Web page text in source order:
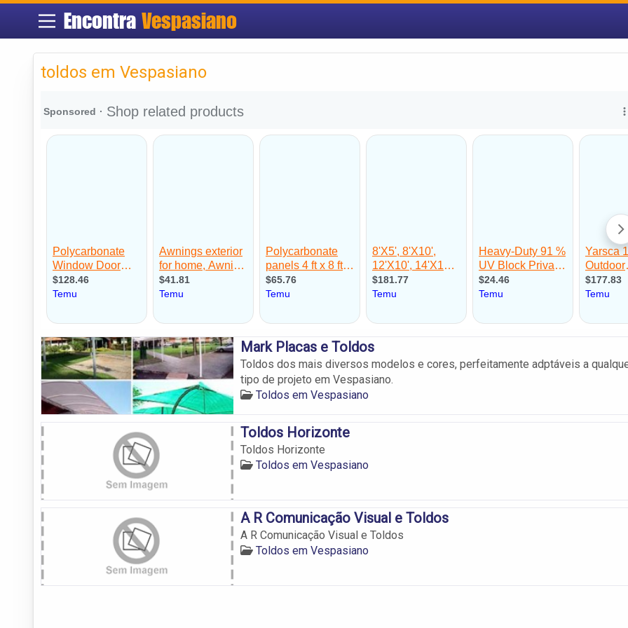
Encontra Vespasiano
toldos em Vespasiano
Mark Placas e Toldos
Toldos dos mais diversos modelos e cores, perfeitamente adptáveis a
tipo de projeto em Vespasiano.
Toldos em Vespasiano
Toldos Horizonte
Toldos Horizonte
Toldos em Vespasiano
A R Comunicação Visual e Toldos
A R Comunicação Visual e Toldos
Toldos em Vespasiano